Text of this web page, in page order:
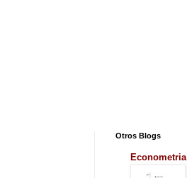
Otros Blogs
Econometria